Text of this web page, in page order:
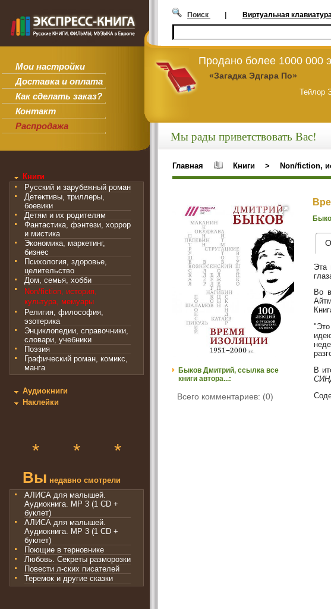
Мои настройки
Доставка и оплата
Как сделать заказ?
Контакт
Распродажа
Поиск | Виртуальная клавиатура
Продано более 1000 000
«Загадка Эдгара По»
Тейлор
Книги
Русский и зарубежный роман
Детективы, триллеры,
боевики
Детям и их родителям
Фантастика, фэнтези, хоррор
и мистика
Экономика, маркетинг,
бизнес
Психология, здоровье,
целительство
Дом, семья, хобби
Non/fiction, история,
культура, мемуары
Религия, философия,
эзотерика
Энциклопедии, справочники,
словари, учебники
Поэзия
Графический роман, комикс,
манга
Аудиокниги
Наклейки
* * *
Вы недавно смотрели
АЛИСА для малышей.
Аудиокнига. MP 3 (1 CD +
буклет)
АЛИСА для малышей.
Аудиокнига. MP 3 (1 CD +
буклет)
Поющие в терновнике
Любовь. Секреты разморозки
Повести л-ских писателей
Теремок и другие сказки
Мы рады приветствовать Вас!
Главная Книги > Non/fiction,
Быков Дмитрий, ссылка все
книги автора...:
Всего комментариев: (0)
Эта
Во
В